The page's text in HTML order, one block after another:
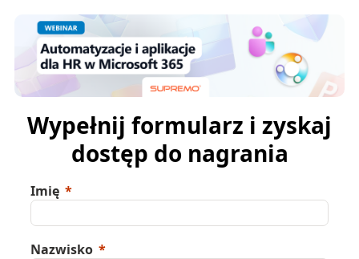
Wypełnij formularz i zyskaj
dostęp do nagrania
Imię
Nazwisko